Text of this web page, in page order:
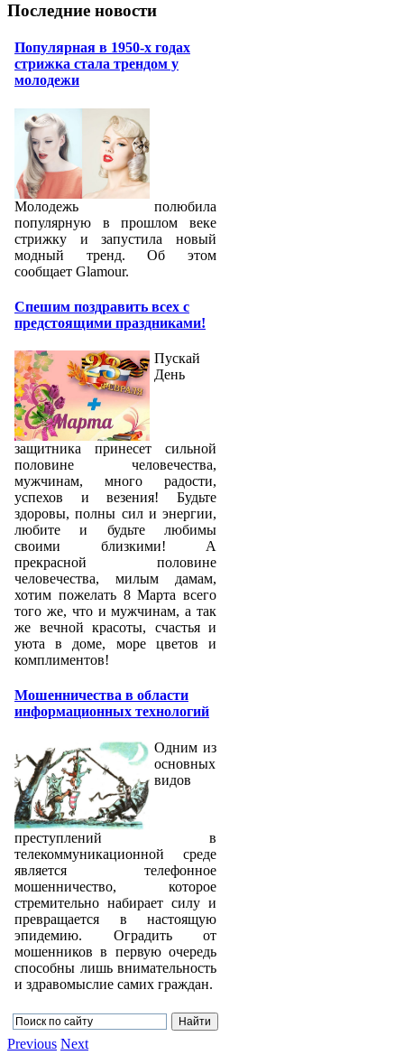
Последние новости
Популярная в 1950-х годах
стрижка стала трендом у
молодежи
Молодежь полюбила
популярную в прошлом веке
стрижку и запустила новый
модный тренд. Об этом
сообщает Glamour.
Спешим поздравить всех с
предстоящими праздниками!
Пускай
День
защитника принесет сильной
половине человечества,
мужчинам, много радости,
успехов и везения! Будьте
здоровы, полны сил и энергии,
любите и будьте любимы
своими близкими! А
прекрасной половине
человечества, милым дамам,
хотим пожелать 8 Марта всего
того же, что и мужчинам, а так
же вечной красоты, счастья и
уюта в доме, море цветов и
комплиментов!
Мошенничества в области
информационных технологий
Одним из
основных
видов
преступлений в
телекоммуникационной среде
является телефонное
мошенничество, которое
стремительно набирает силу и
превращается в настоящую
эпидемию. Оградить от
мошенников в первую очередь
способны лишь внимательность
и здравомыслие самих граждан.
Previous Next